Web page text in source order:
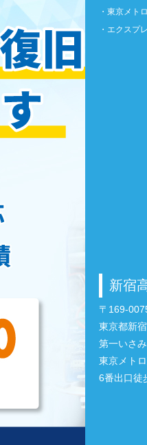
・東京メト
・エクスプ
新宿
〒169-
東京都新
第一いさ
東京メト
6番出口徒